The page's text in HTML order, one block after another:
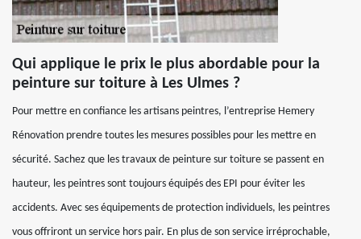
Qui applique le prix le plus abordable pour la
peinture sur toiture à Les Ulmes ?
Pour mettre en confiance les artisans peintres, l’entreprise Hemery
Rénovation prendre toutes les mesures possibles pour les mettre en
sécurité. Sachez que les travaux de peinture sur toiture se passent en
hauteur, les peintres sont toujours équipés des EPI pour éviter les
accidents. Avec ses équipements de protection individuels, les peintres
vous offriront un service hors pair. En plus de son service irréprochable,